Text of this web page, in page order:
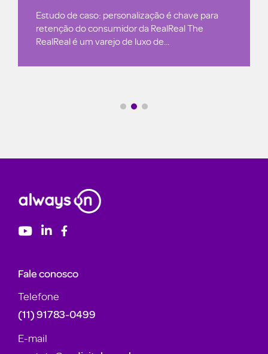
Estudo de caso: personalização é chave para
retenção do consumidor da RealReal The
RealReal é um varejo de luxo de...
Fale conosco
Telefone
(11) 91783-0499
E-mail